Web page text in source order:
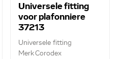
Universele fitting
voor plafonniere
37213
Universele fitting
Merk Corodex